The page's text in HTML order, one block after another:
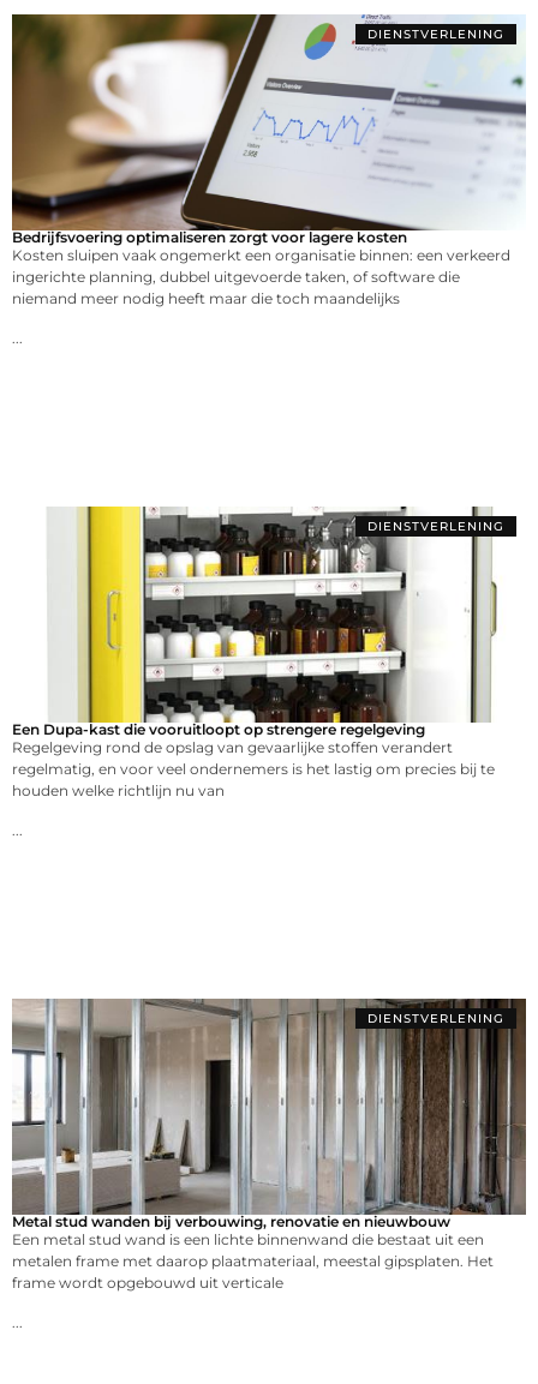
DIENSTVERLENING
Bedrijfsvoering optimaliseren zorgt voor lagere kosten
Kosten sluipen vaak ongemerkt een organisatie binnen: een verkeerd
ingerichte planning, dubbel uitgevoerde taken, of software die
niemand meer nodig heeft maar die toch maandelijks
DIENSTVERLENING
Een Dupa-kast die vooruitloopt op strengere regelgeving
Regelgeving rond de opslag van gevaarlijke stoffen verandert
regelmatig, en voor veel ondernemers is het lastig om precies bij te
houden welke richtlijn nu van
DIENSTVERLENING
Metal stud wanden bij verbouwing, renovatie en nieuwbouw
Een metal stud wand is een lichte binnenwand die bestaat uit een
metalen frame met daarop plaatmateriaal, meestal gipsplaten. Het
frame wordt opgebouwd uit verticale